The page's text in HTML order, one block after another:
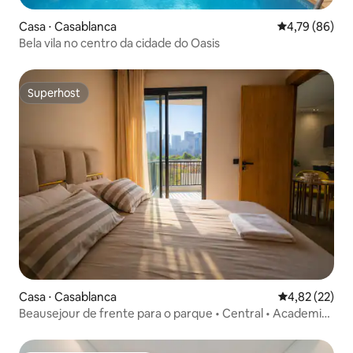
Casa ⋅ Casablanca 4,79 de uma
4,79 (86)
Bela vila no centro da cidade do Oasis
Superhost
Superhost
Casa ⋅ Casablanca 4,82 de uma
4,82 (22)
Beausejour de frente para o parque • Central • Academia